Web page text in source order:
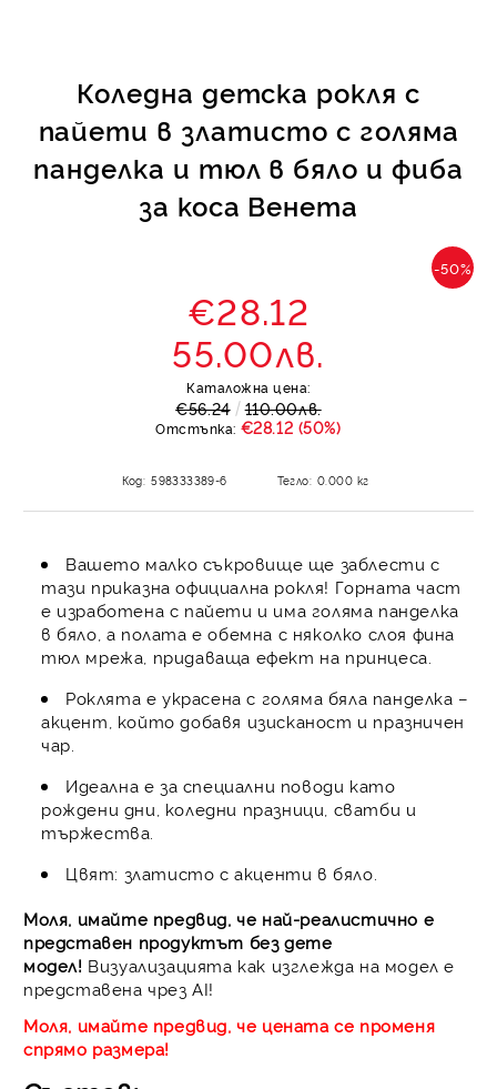
Коледна детска рокля с
пайети в златисто с голяма
панделка и тюл в бяло и фиба
за коса Венета
-50%
€28.12
55.00лв.
Каталожна цена:
€56.24 110.00лв.
Отстъпка: €28.12 (50%)
Код: 598333389-6 Тегло: 0.000 кг
Вашето малко съкровище ще заблести с
тази приказна официална рокля! Горната част
е изработена с пайети и има голяма панделка
в бяло, а полата е обемна с няколко слоя фина
тюл мрежа, придаваща ефект на принцеса.
Роклята е украсена с голяма бяла панделка –
акцент, който добавя изисканост и празничен
чар.
Идеална е за специални поводи като
рождени дни, коледни празници, сватби и
тържества.
Цвят: златисто с акценти в бяло.​
Моля, имайте предвид, че най-реалистично е
представен продуктът без дете
модел! Визуализацията как изглежда на модел е
представена чрез AI!
Моля, имайте предвид, че цената се променя
спрямо размера!